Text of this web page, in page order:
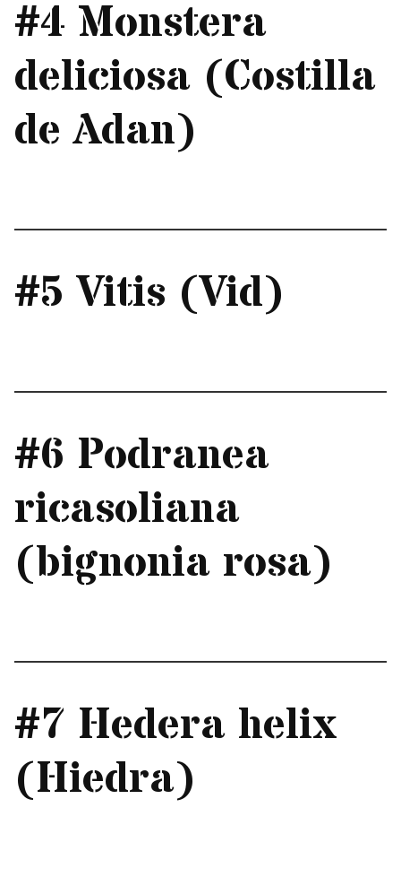
#4 Monstera
deliciosa (Costilla
de Adan)
#5 Vitis (Vid)
#6 Podranea
ricasoliana
(bignonia rosa)
#7 Hedera helix
(Hiedra)